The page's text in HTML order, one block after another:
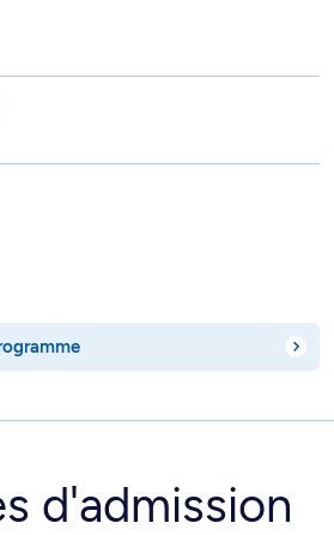
d'admission